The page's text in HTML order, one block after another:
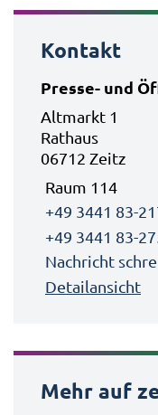
Kontakt
Presse- und
Altmarkt 1
Rathaus
06712 Zeitz
Raum 114
+49 3441 83-
+49 3441 83-
Nachricht
Detailansicht
Mehr auf